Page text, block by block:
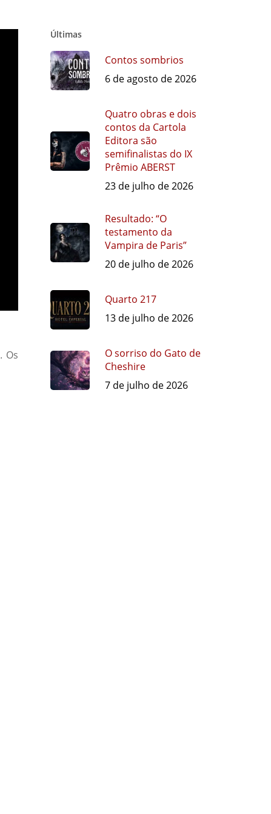
. Os
Últimas
Contos sombrios
6 de agosto de 2026
Quatro obras e dois
contos da Cartola
Editora são
semifinalistas do IX
Prêmio ABERST
23 de julho de 2026
Resultado: “O
testamento da
Vampira de Paris”
20 de julho de 2026
Quarto 217
13 de julho de 2026
O sorriso do Gato de
Cheshire
7 de julho de 2026